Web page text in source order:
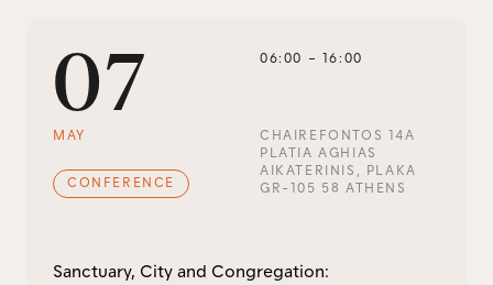
Tidligere stipendiater
07
MAY
CONFERENCE
06:00 – 16:00
CHAIREFONTOS 14A
PLATIA AGHIAS
AIKATERINIS, PLAKA
GR-105 58 ATHENS
Sanctuary, City and Congregation: